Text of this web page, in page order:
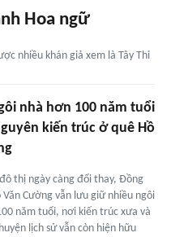
Hoa ngữ
nhiều khán giả xem là Tây Thi
nhà hơn 100 năm tuổi
kiến trúc ở quê Hồ
thị ngày càng đổi thay, Đồng
Văn Cường vẫn lưu giữ nhiều ngôi
năm tuổi, nơi kiến trúc xưa và
lịch sử vẫn còn hiện hữu